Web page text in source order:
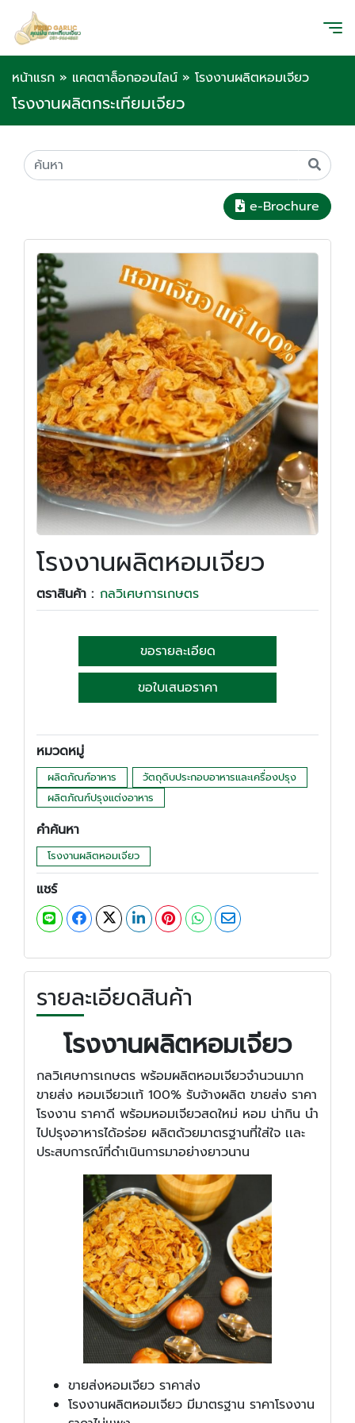
หน้าแรก » แคตตาล็อกออนไลน์ » โรงงานผลิตหอมเจียว
โรงงานผลิตกระเทียมเจียว
e-Brochure
โรงงานผลิตหอมเจียว
ตราสินค้า : กลวิเศษการเกษตร
ขอรายละเอียด
ขอใบเสนอราคา
หมวดหมู่
ผลิตภัณฑ์อาหาร
วัตถุดิบประกอบอาหารและเครื่องปรุง
ผลิตภัณฑ์ปรุงแต่งอาหาร
คำค้นหา
โรงงานผลิตหอมเจียว
แชร์
รายละเอียดสินค้า
โรงงานผลิตหอมเจียว
กลวิเศษการเกษตร พร้อมผลิตหอมเจียวจำนวนมาก
ขายส่ง หอมเจียวเเท้ 100% รับจ้างผลิต ขายส่ง ราคา
โรงงาน ราคาดี พร้อมหอมเจียวสดใหม่ หอม น่ากิน นำ
ไปปรุงอาหารได้อร่อย ผลิตด้วยมาตรฐานที่ใส่ใจ เเละ
ประสบการณ์ที่ดำเนินการมาอย่างยาวนาน
ขายส่งหอมเจียว ราคาส่ง
โรงงานผลิตหอมเจียว มีมาตรฐาน ราคาโรงงาน